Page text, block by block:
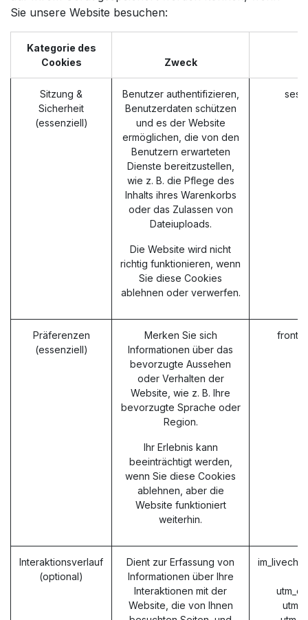
Sie unsere Website besuchen:
Kategorie des
Cookies
Zweck
Sitzung &
Sicherheit
(essenziell)
Benutzer authentifizieren,
Benutzerdaten schützen
und es der Website
ermöglichen, die von den
Benutzern erwarteten
Dienste bereitzustellen,
wie z. B. die Pflege des
Inhalts ihres Warenkorbs
oder das Zulassen von
Dateiuploads.
Die Website wird nicht
richtig funktionieren, wenn
Sie diese Cookies
ablehnen oder verwerfen.
Präferenzen
(essenziell)
Merken Sie sich
Informationen über das
bevorzugte Aussehen
oder Verhalten der
Website, wie z. B. Ihre
bevorzugte Sprache oder
Region.
Ihr Erlebnis kann
beeinträchtigt werden,
wenn Sie diese Cookies
ablehnen, aber die
Website funktioniert
weiterhin.
Interaktionsverlauf
(optional)
Dient zur Erfassung von
Informationen über Ihre
Interaktionen mit der
Website, die von Ihnen